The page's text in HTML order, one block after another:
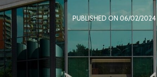
PUBLISHED ON 06/02/2024